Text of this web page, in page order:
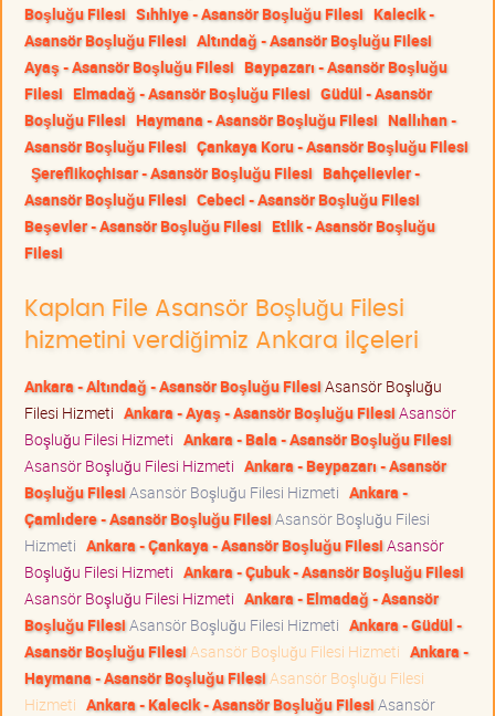
Boşluğu Filesi Sıhhiye - Asansör Boşluğu Filesi Kalecik -
Asansör Boşluğu Filesi Altındağ - Asansör Boşluğu Filesi
Ayaş - Asansör Boşluğu Filesi Baypazarı - Asansör Boşluğu
Filesi Elmadağ - Asansör Boşluğu Filesi Güdül - Asansör
Boşluğu Filesi Haymana - Asansör Boşluğu Filesi Nallıhan -
Asansör Boşluğu Filesi Çankaya Koru - Asansör Boşluğu Filesi
Şereflikoçhisar - Asansör Boşluğu Filesi Bahçelievler -
Asansör Boşluğu Filesi Cebeci - Asansör Boşluğu Filesi
Beşevler - Asansör Boşluğu Filesi Etlik - Asansör Boşluğu
Filesi
Kaplan File Asansör Boşluğu Filesi
hizmetini verdiğimiz Ankara ilçeleri
Ankara - Altındağ - Asansör Boşluğu FilesiAsansör Boşluğu
Filesi Hizmeti Ankara - Ayaş - Asansör Boşluğu FilesiAsansör
Boşluğu Filesi Hizmeti Ankara - Bala - Asansör Boşluğu Filesi
Asansör Boşluğu Filesi Hizmeti Ankara - Beypazarı - Asansör
Boşluğu FilesiAsansör Boşluğu Filesi Hizmeti Ankara -
Çamlıdere - Asansör Boşluğu FilesiAsansör Boşluğu Filesi
Hizmeti Ankara - Çankaya - Asansör Boşluğu FilesiAsansör
Boşluğu Filesi Hizmeti Ankara - Çubuk - Asansör Boşluğu Filesi
Asansör Boşluğu Filesi Hizmeti Ankara - Elmadağ - Asansör
Boşluğu FilesiAsansör Boşluğu Filesi Hizmeti Ankara - Güdül -
Asansör Boşluğu Filesi Asansör Boşluğu Filesi Hizmeti Ankara -
Haymana - Asansör Boşluğu Filesi Asansör Boşluğu Filesi
Hizmeti Ankara - Kalecik - Asansör Boşluğu FilesiAsansör